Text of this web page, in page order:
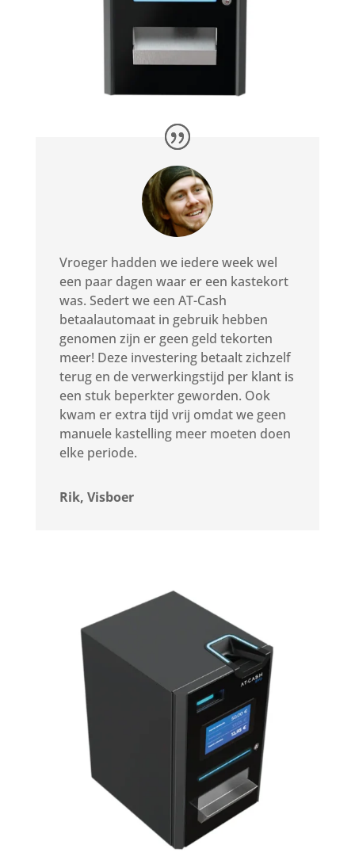
Vroeger hadden we iedere week wel
een paar dagen waar er een kastekort
was. Sedert we een AT-Cash
betaalautomaat in gebruik hebben
genomen zijn er geen geld tekorten
meer! Deze investering betaalt zichzelf
terug en de verwerkingstijd per klant is
een stuk beperkter geworden. Ook
kwam er extra tijd vrij omdat we geen
manuele kastelling meer moeten doen
elke periode.
Rik, Visboer